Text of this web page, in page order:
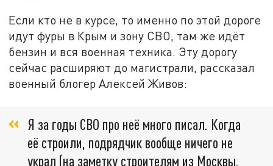
Если кто не в курсе, то именно по этой дороге
идут фуры в Крым и зону СВО, там же идёт
бензин и вся военная техника. Эту дорогу
сейчас расширяют до магистрали, рассказал
военный блогер Алексей Живов:
Я за годы СВО про неё много писал. Когда
её строили, подрядчик вообще ничего не
украл (на заметку строителям из Москвы,